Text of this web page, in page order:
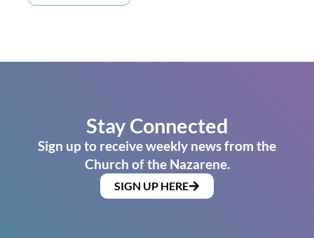
Stay Connected
Sign up to receive weekly news from the
Church of the Nazarene.
SIGN UP HERE